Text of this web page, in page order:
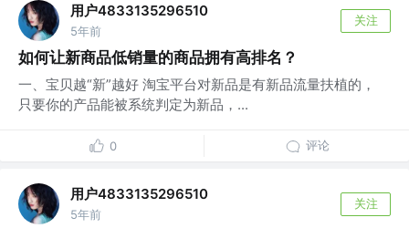
用户4833135296510
5年前
关注
如何让新商品低销量的商品拥有高排名？
一、宝贝越“新”越好 淘宝平台对新品是有新品流量扶植的，
只要你的产品能被系统判定为新品，...
0 评论
用户4833135296510
5年前
关注